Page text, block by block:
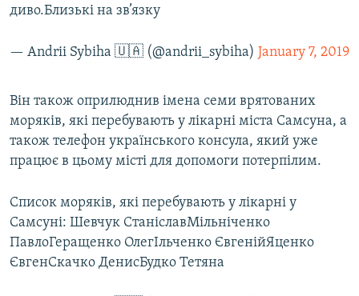
диво.Близькі на зв’язку
— Andrii Sybiha 🇺🇦 (@andrii_sybiha) January 7, 2019
Він також оприлюднив імена семи врятованих
моряків, які перебувають у лікарні міста Самсуна, а
також телефон українського консула, який уже
працює в цьому місті для допомоги потерпілим.
Список моряків, які перебувають у лікарні у
Самсуні: Шевчук СтаніславМільніченко
ПавлоГеращенко ОлегІльченко ЄвгенійЯценко
ЄвгенСкачко ДенисБудко Тетяна